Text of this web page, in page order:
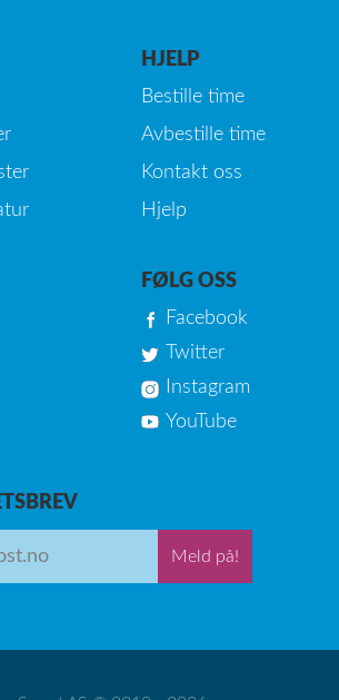
HJELP
Bestille time
Avbestille time
Kontakt oss
Hjelp
FØLG OSS
Facebook
Twitter
Instagram
YouTube
Meld på!